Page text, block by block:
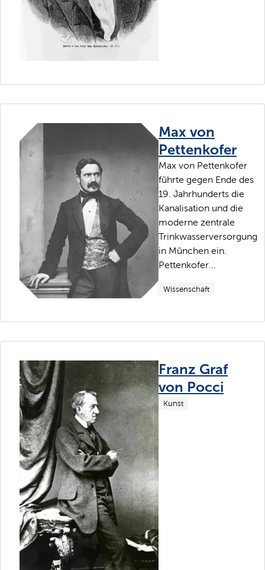
Max von
Pettenkofer
Max von Pettenkofer
führte gegen Ende des
19. Jahrhunderts die
Kanalisation und die
moderne zentrale
Trinkwasserversorgung
in München ein.
Pettenkofer...
Wissenschaft
Franz Graf
von Pocci
Kunst